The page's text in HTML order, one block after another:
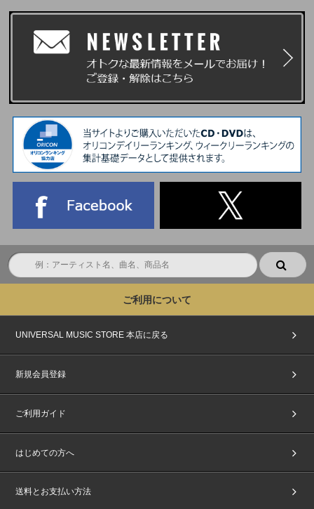
ご利用について
UNIVERSAL MUSIC STORE 本店に戻る
新規会員登録
ご利用ガイド
はじめての方へ
送料とお支払い方法